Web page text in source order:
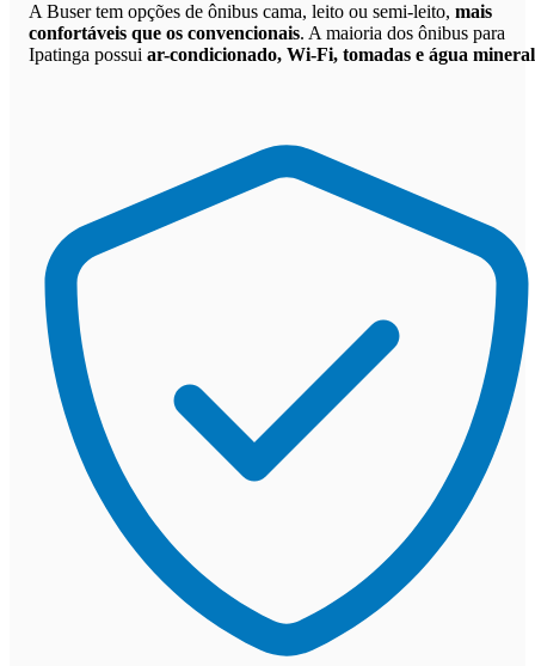
A Buser tem opções de ônibus cama, leito ou semi-leito, mais
confortáveis que os convencionais. A maioria dos ônibus para
Ipatinga possui ar-condicionado, Wi-Fi, tomadas e água mineral